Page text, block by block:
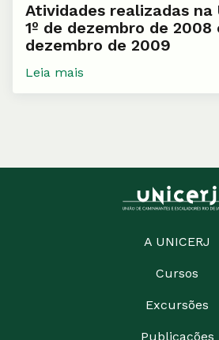
Atividades realizadas na
1º de dezembro de 2008
dezembro de 2009
Leia mais
A UNICERJ
Cursos
Excursões
Publicações